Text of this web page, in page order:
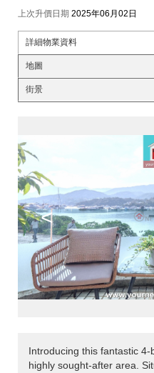
上次升價日期 2025年06月02日
詳細物業資料
地圖
街景
<
Introducing this fantastic
highly sought-after area.